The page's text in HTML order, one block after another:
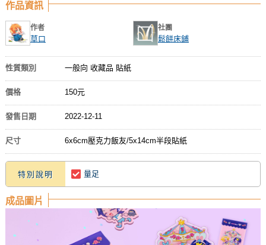
作品資訊
作者
草口
社團
鬆餅床鋪
性質類別 一般向 收藏品 貼紙
價格 150元
發售日期 2022-12-11
尺寸 6x6cm壓克力飯友/5x14cm半段貼紙
特別說明 量足
成品圖片